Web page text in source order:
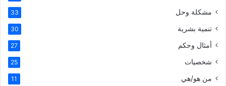
مشكلة وحل 33
تنمية بشرية 30
أمثال وحكم 27
شخصيات 25
من هو/هي 11